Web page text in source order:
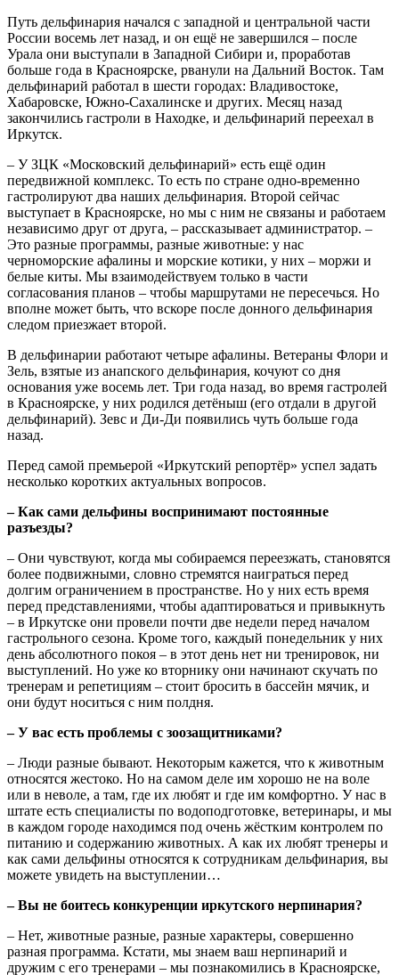
Путь дельфинария начался с западной и центральной части
России восемь лет назад, и он ещё не завершился – после
Урала они выступали в Западной Сибири и, проработав
больше года в Красноярске, рванули на Дальний Восток. Там
дельфинарий работал в шести городах: Владивостоке,
Хабаровске, Южно-Сахалинске и других. Месяц назад
закончились гастроли в Находке, и дельфинарий переехал в
Иркутск.
– У ЗЦК «Московский дельфинарий» есть ещё один
передвижной комплекс. То есть по стране одно-временно
гастролируют два наших дельфинария. Второй сейчас
выступает в Красноярске, но мы с ним не связаны и работаем
независимо друг от друга, – рассказывает администратор. –
Это разные программы, разные животные: у нас
черноморские афалины и морские котики, у них – моржи и
белые киты. Мы взаимодействуем только в части
согласования планов – чтобы маршрутами не пересечься. Но
вполне может быть, что вскоре после донного дельфинария
следом приезжает второй.
В дельфинарии работают четыре афалины. Ветераны Флори и
Зель, взятые из анапского дельфинария, кочуют со дня
основания уже восемь лет. Три года назад, во время гастролей
в Красноярске, у них родился детёныш (его отдали в другой
дельфинарий). Зевс и Ди-Ди появились чуть больше года
назад.
Перед самой премьерой «Иркутский репортёр» успел задать
несколько коротких актуальных вопросов.
– Как сами дельфины воспринимают постоянные
разъезды?
– Они чувствуют, когда мы собираемся переезжать, становятся
более подвижными, словно стремятся наиграться перед
долгим ограничением в пространстве. Но у них есть время
перед представлениями, чтобы адаптироваться и привыкнуть
– в Иркутске они провели почти две недели перед началом
гастрольного сезона. Кроме того, каждый понедельник у них
день абсолютного покоя – в этот день нет ни тренировок, ни
выступлений. Но уже ко вторнику они начинают скучать по
тренерам и репетициям – стоит бросить в бассейн мячик, и
они будут носиться с ним полдня.
– У вас есть проблемы с зоозащитниками?
– Люди разные бывают. Некоторым кажется, что к животным
относятся жестоко. Но на самом деле им хорошо не на воле
или в неволе, а там, где их любят и где им комфортно. У нас в
штате есть специалисты по водоподготовке, ветеринары, и мы
в каждом городе находимся под очень жёстким контролем по
питанию и содержанию животных. А как их любят тренеры и
как сами дельфины относятся к сотрудникам дельфинария, вы
можете увидеть на выступлении…
– Вы не боитесь конкуренции иркутского нерпинария?
– Нет, животные разные, разные характеры, совершенно
разная программа. Кстати, мы знаем ваш нерпинарий и
дружим с его тренерами – мы познакомились в Красноярске,